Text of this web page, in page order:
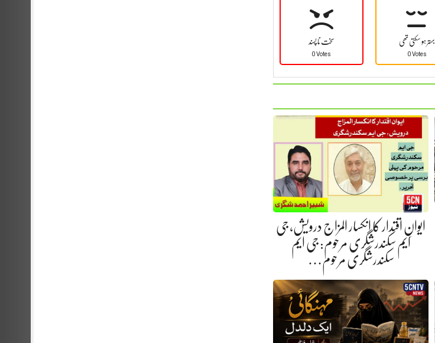
سخت نا پسند
0 Votes
بہتر ہو سکتی تھی
0 Votes
ایوانِ اقتدار کا انکسار المزاج درویش، جی
ایم سکندرشگری مرحوم: جی ایم
سکندرشگری مرحوم…